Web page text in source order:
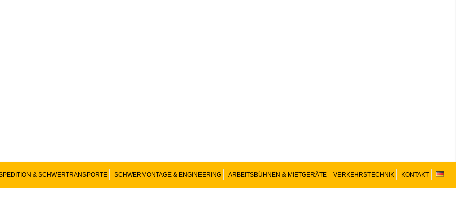
& SCHWERTRANSPORTE SCHWERMONTAGE & ENGINEERING ARBEITSBÜHNEN & MIETGERÄTE VERKEHRSTECHNIK KONTAKT